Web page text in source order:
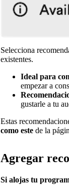
Selecciona
existentes.
Ideal para
empezar a
gustarle a tu
Estas
como este de la
Agregar
Si alojas tu